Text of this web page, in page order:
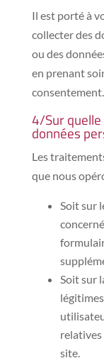
Il est porté à
collecter des
ou des
en prenant
consentement.
4/Sur
données
Les
que nous
Soit sur
Soit sur
site.